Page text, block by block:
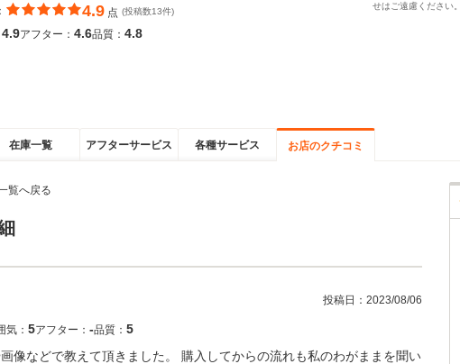
4.9 点 (投稿数13件)
4.9アフター： 4.6品質： 4.8
せはご遠慮ください。
在庫一覧 アフターサービス 各種サービス お店のクチコミ
覧へ戻る
投稿日： 2023/08/06
気： 5アフター： ‐品質： 5
像などで教えて頂きました。 購入してからの流れも私のわがままを聞い